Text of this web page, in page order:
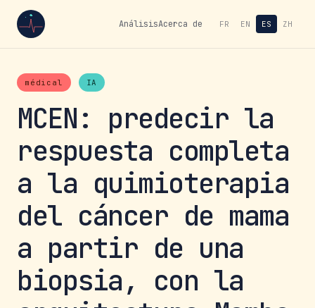
AnálisisAcerca de FR EN ES ZH
médical IA
MCEN: predecir la
respuesta completa
a la quimioterapia
del cáncer de mama
a partir de una
biopsia, con la